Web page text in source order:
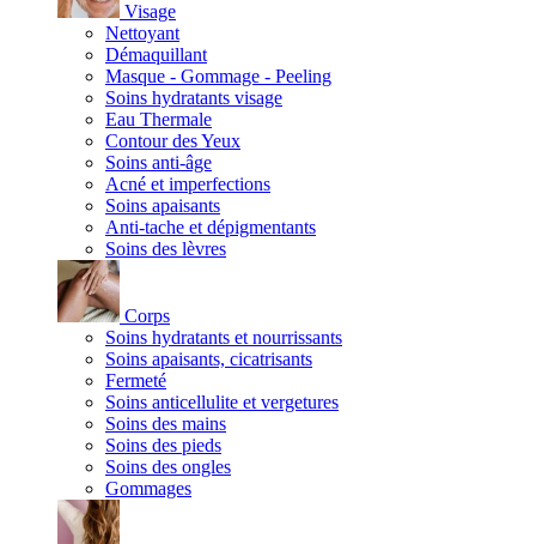
Visage
Nettoyant
Démaquillant
Masque - Gommage - Peeling
Soins hydratants visage
Eau Thermale
Contour des Yeux
Soins anti-âge
Acné et imperfections
Soins apaisants
Anti-tache et dépigmentants
Soins des lèvres
Corps
Soins hydratants et nourrissants
Soins apaisants, cicatrisants
Fermeté
Soins anticellulite et vergetures
Soins des mains
Soins des pieds
Soins des ongles
Gommages